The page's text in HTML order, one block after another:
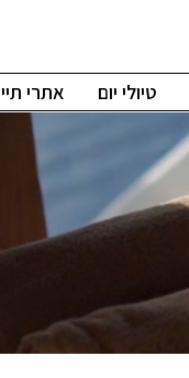
טיולי יום אתרי